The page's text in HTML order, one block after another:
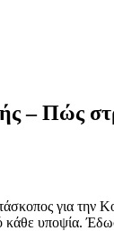
– Πώς
για την
υποψία.